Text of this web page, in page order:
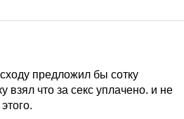
предложил бы сотку
взял что за секс уплачено. и не